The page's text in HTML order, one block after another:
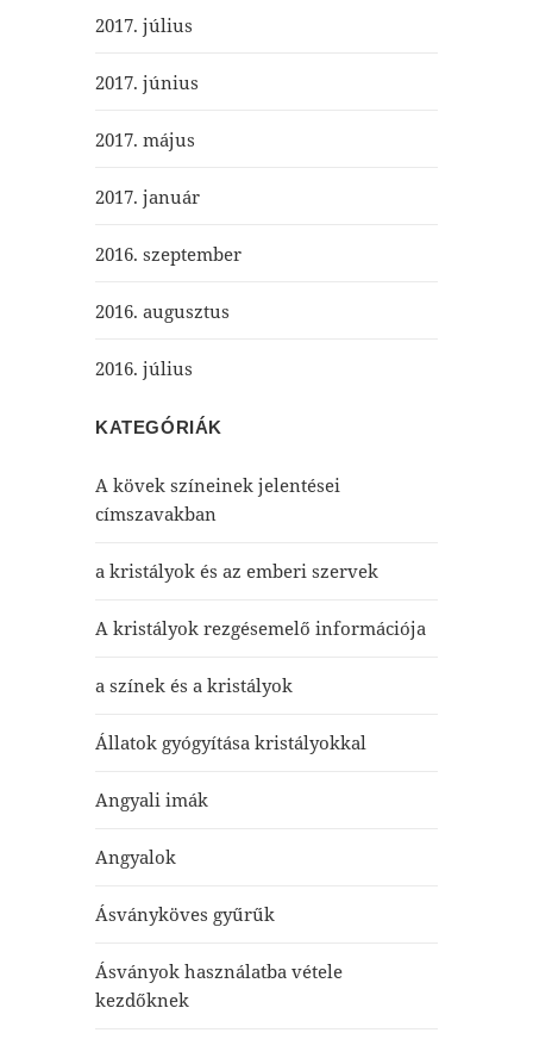
2017. július
2017. június
2017. május
2017. január
2016. szeptember
2016. augusztus
2016. július
KATEGÓRIÁK
A kövek színeinek jelentései
címszavakban
a kristályok és az emberi szervek
A kristályok rezgésemelő információja
a színek és a kristályok
Állatok gyógyítása kristályokkal
Angyali imák
Angyalok
Ásványköves gyűrűk
Ásványok használatba vétele
kezdőknek